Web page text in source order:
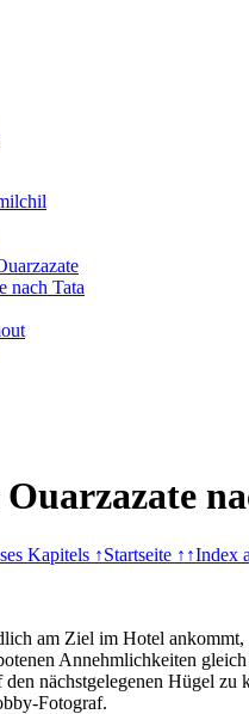
nach Tata
Kapitels ↑Startseite ↑↑Index
am Ziel im Hotel ankommt,
Annehmlichkeiten
nächstgelegenen Hügel zu
Fotograf.